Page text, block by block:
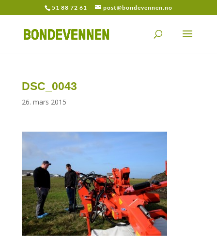
51 88 72 61 post@bondevennen.no
DSC_0043
26. mars 2015